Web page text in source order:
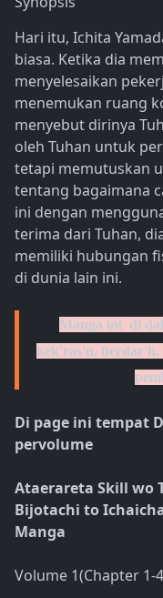
Hari itu, Ichita
biasa. Ketika dia
menyelesaikan
menemukan ruang
menyebut dirinya
oleh Tuhan untuk
tetapi memutuskan
tentang bagaimana
ini dengan
terima dari Tuhan,
memiliki hubungan
di dunia lain ini.
Manga ini di
kek'ras'n, berdar'h,
Di page ini tempat
pervolume
Ataerareta Skill wo
Bijotachi to
Manga
Volume 1(Chapter 1-